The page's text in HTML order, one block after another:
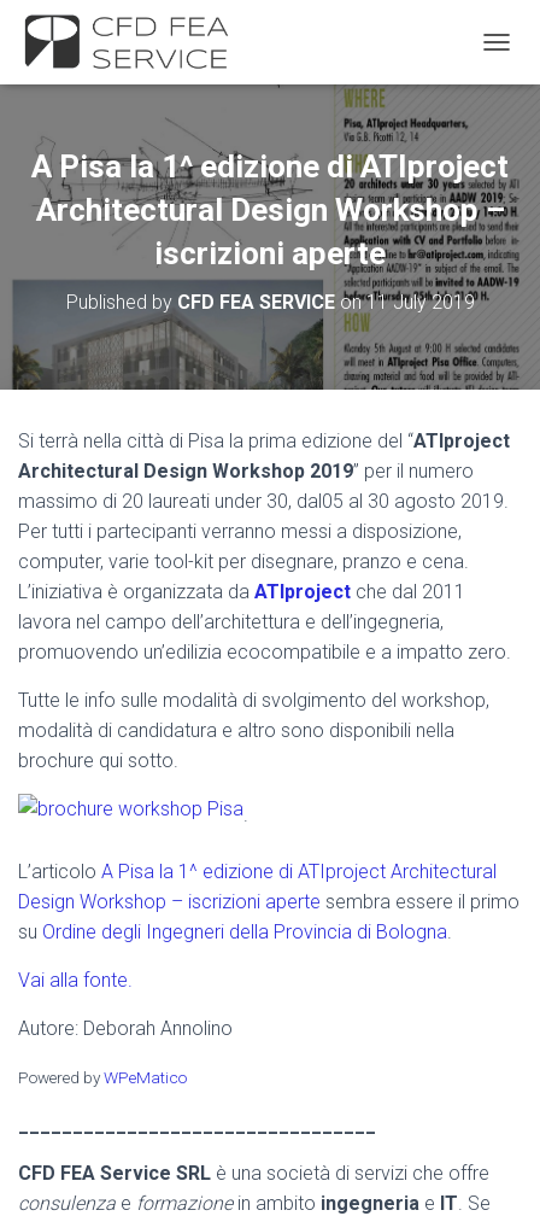
A Pisa la 1^ edizione di ATIproject
Architectural Design Workshop –
iscrizioni aperte
Published by CFD FEA SERVICEon11 July 2019
Si terrà nella città di Pisa la prima edizione del “ATIproject
Architectural Design Workshop 2019” per il numero
massimo di 20 laureati under 30, dal05 al 30 agosto 2019.
Per tutti i partecipanti verranno messi a disposizione,
computer, varie tool-kit per disegnare, pranzo e cena.
L’iniziativa è organizzata da ATIproject che dal 2011
lavora nel campo dell’architettura e dell’ingegneria,
promuovendo un’edilizia ecocompatibile e a impatto zero.
Tutte le info sulle modalità di svolgimento del workshop,
modalità di candidatura e altro sono disponibili nella
brochure qui sotto.
L’articolo A Pisa la 1^ edizione di ATIproject Architectural
Design Workshop – iscrizioni aperte sembra essere il primo
su Ordine degli Ingegneri della Provincia di Bologna.
Vai alla fonte.
Autore: Deborah Annolino
Powered byWPeMatico
CFD FEA Service SRL è una società di servizi che offre
consulenza e formazionein ambito ingegneria e IT. Se